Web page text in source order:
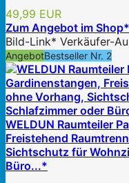
49,99 EUR
Zum Angebot im Shop*
Bild-Link* Verkäufer-
AngebotBestseller Nr. 2
WELDUN Raumteiler
Freistehend
Sichtschutz für
Büro...*